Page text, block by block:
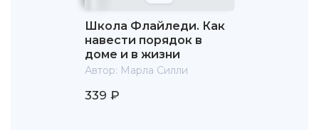
Школа Флайледи. Как
навести порядок в
доме и в жизни
Автор: Марла Силли
339 ₽